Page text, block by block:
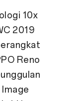
10x
2019
Reno